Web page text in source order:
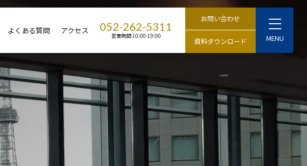
よくある質問 アクセス 052-262-5311
営業時間 10:00-19:00
T
o
g
g
n
u